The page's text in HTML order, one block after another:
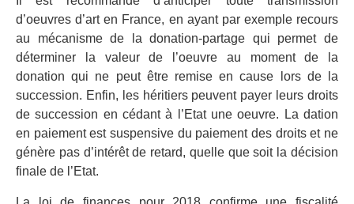
d’oeuvres d’art en France, en ayant par exemple recours
au mécanisme de la donation-partage qui permet de
déterminer la valeur de l’oeuvre au moment de la
donation qui ne peut être remise en cause lors de la
succession. Enfin, les héritiers peuvent payer leurs droits
de succession en cédant à l’Etat une oeuvre. La dation
en paiement est suspensive du paiement des droits et ne
génère pas d’intérêt de retard, quelle que soit la décision
finale de l’Etat.